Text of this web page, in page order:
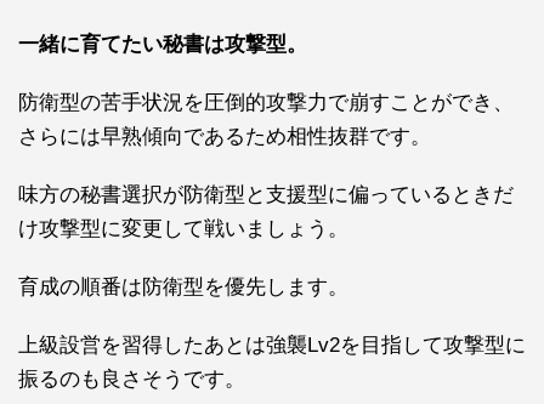
一緒に育てたい秘書は攻撃型。
防衛型の苦手状況を圧倒的攻撃力で崩すことができ、
さらには早熟傾向であるため相性抜群です。
味方の秘書選択が防衛型と支援型に偏っているときだ
け攻撃型に変更して戦いましょう。
育成の順番は防衛型を優先します。
上級設営を習得したあとは強襲Lv2を目指して攻撃型に
振るのも良さそうです。